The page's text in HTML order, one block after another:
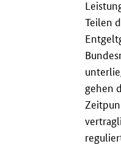
Teilen
gehen